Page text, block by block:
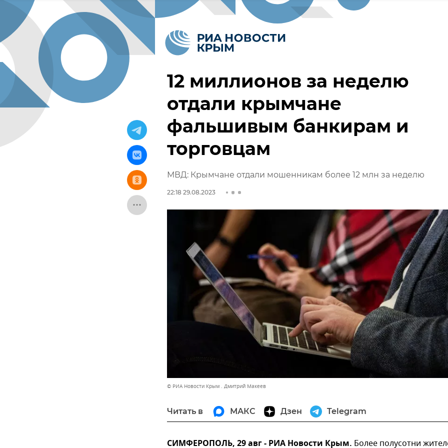
12 миллионов за неделю
отдали крымчане
фальшивым банкирам и
торговцам
МВД: Крымчане отдали мошенникам более 12 млн за неделю
22:18 29.08.2023
© РИА Новости Крым . Дмитрий Макеев
Читать в МАКС Дзен Telegram
СИМФЕРОПОЛЬ, 29 авг - РИА Новости Крым. Более полусотни